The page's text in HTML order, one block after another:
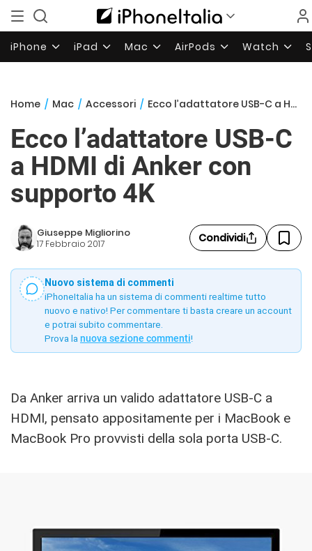
iPhone iPad Mac AirPods Watch
Home / Mac / Accessori / Ecco l’adattatore USB-C a HDMI di Anker con supporto 4K
Ecco l’adattatore USB-C
a HDMI di Anker con
supporto 4K
Giuseppe Migliorino
17 Febbraio 2017 Condividi
Nuovo sistema di commenti
iPhoneItalia ha un sistema di commenti realtime tutto
nuovo e nativo! Per commentare ti basta creare un account
e potrai subito commentare.
Prova la nuova sezione commenti!
Da Anker arriva un valido adattatore USB-C a
HDMI, pensato appositamente per i MacBook e
MacBook Pro provvisti della sola porta USB-C.